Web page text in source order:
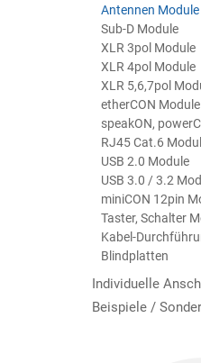
Antennen Module
Sub-D Module
XLR 3pol Module
XLR 4pol Module
XLR 5,6,7pol
etherCON Module
speakON,
RJ45 Cat.6
USB 2.0 Module
USB 3.0 / 3.2
miniCON 12pin
Taster, Schalter
Kabel-
Blindplatten
Individuelle
Beispiele /